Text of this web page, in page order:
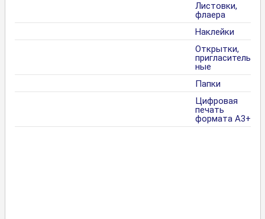
Листовки,
флаера
Наклейки
Открытки,
пригласитель
ные
Папки
Цифровая
печать
формата А3+